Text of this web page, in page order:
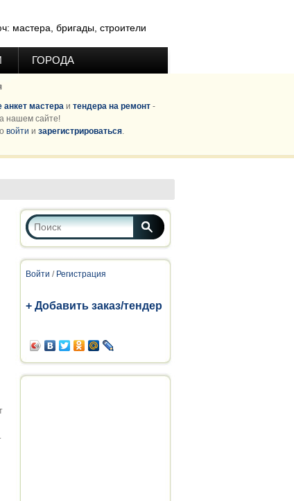
мастера, бригады, строители
ГОРОДА
анкет мастера и тендера на ремонт -
нашем сайте!
войти и зарегистрироваться.
Форма поиска
Поиск
Войти / Регистрация
+ Добавить заказ/тендер